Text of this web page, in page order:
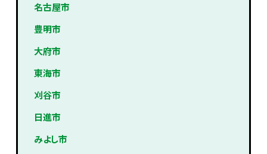
名古屋市
豊明市
大府市
東海市
刈谷市
日進市
みよし市